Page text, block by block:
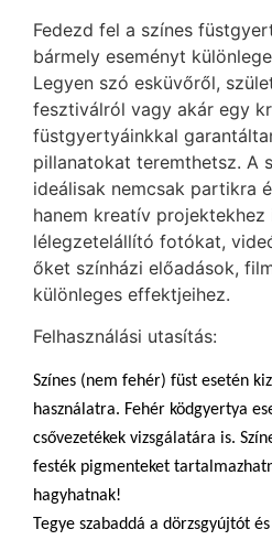
Fedezd fel a színes
bármely eseményt
Legyen szó esküvőről,
fesztiválról vagy akár egy
füstgyertyáinkkal
pillanatokat teremthetsz. A
ideálisak nemcsak partikra
hanem kreatív projektekhez
lélegzetelállító fotókat,
őket színházi előadások,
különleges effektjeihez.
Felhasználási utasítás:
Színes (nem fehér) füst esetén
használatra. Fehér ködgyertya
csővezetékek vizsgálatára is.
festék pigmenteket
hagyhatnak!
Tegye szabaddá a dörzsgyújtót